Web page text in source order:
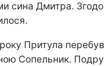
сина Дмитра.
року Притула
Сопельник.